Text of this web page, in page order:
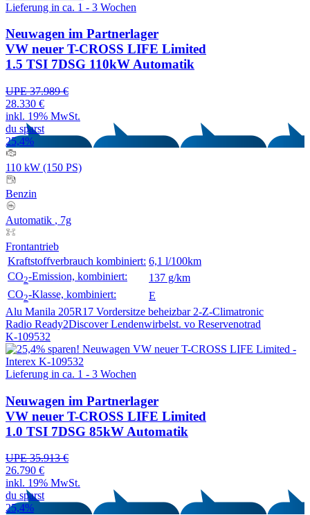
Lieferung in ca. 1 - 3 Wochen
Neuwagen im Partnerlager
VW neuer T-CROSS LIFE Limited
1.5 TSI 7DSG 110kW Automatik
UPE 37.989 €
28.330 €
inkl. 19% MwSt.
du sparst
25,4%
110 kW (150 PS)
Benzin
Automatik , 7g
Frontantrieb
Kraftstoffverbrauch kombiniert: 6,1 l/100km
CO2-Emission, kombiniert:
137 g/km
CO2-Klasse, kombiniert:
E
Alu Manila 205R17 Vordersitze beheizbar 2-Z-Climatronic
Radio Ready2Discover Lendenwirbelst. vo Reservenotrad
K-109532
Lieferung in ca. 1 - 3 Wochen
Neuwagen im Partnerlager
VW neuer T-CROSS LIFE Limited
1.0 TSI 7DSG 85kW Automatik
UPE 35.913 €
26.790 €
inkl. 19% MwSt.
du sparst
25,4%